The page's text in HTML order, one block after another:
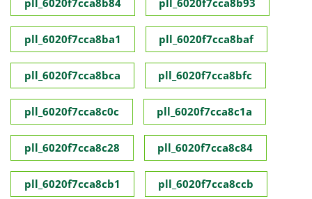
pll_6020f7cca8b84 pll_6020f7cca8b93
pll_6020f7cca8ba1 pll_6020f7cca8baf
pll_6020f7cca8bca pll_6020f7cca8bfc
pll_6020f7cca8c0c pll_6020f7cca8c1a
pll_6020f7cca8c28 pll_6020f7cca8c84
pll_6020f7cca8cb1 pll_6020f7cca8ccb